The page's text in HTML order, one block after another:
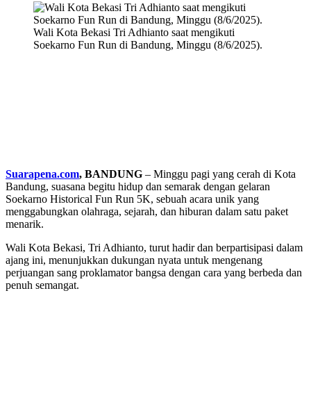
Wali Kota Bekasi Tri Adhianto saat mengikuti
Soekarno Fun Run di Bandung, Minggu (8/6/2025).
Suarapena.com, BANDUNG – Minggu pagi yang cerah di Kota
Bandung, suasana begitu hidup dan semarak dengan gelaran
Soekarno Historical Fun Run 5K, sebuah acara unik yang
menggabungkan olahraga, sejarah, dan hiburan dalam satu paket
menarik.
Wali Kota Bekasi, Tri Adhianto, turut hadir dan berpartisipasi dalam
ajang ini, menunjukkan dukungan nyata untuk mengenang
perjuangan sang proklamator bangsa dengan cara yang berbeda dan
penuh semangat.